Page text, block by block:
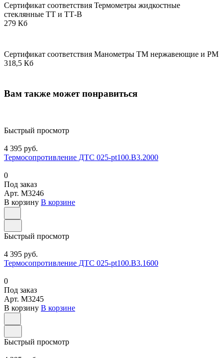
Сертификат соответствия Термометры жидкостные
стеклянные ТТ и ТТ-В
279 Кб
Сертификат соответствия Манометры ТМ нержавеющие и РМ
318,5 Кб
Вам также может понравиться
Быстрый просмотр
4 395 руб.
Термосопротивление ДТС 025-pt100.В3.2000
0
Под заказ
Арт. M3246
В корзину В корзине
Быстрый просмотр
4 395 руб.
Термосопротивление ДТС 025-pt100.В3.1600
0
Под заказ
Арт. M3245
В корзину В корзине
Быстрый просмотр